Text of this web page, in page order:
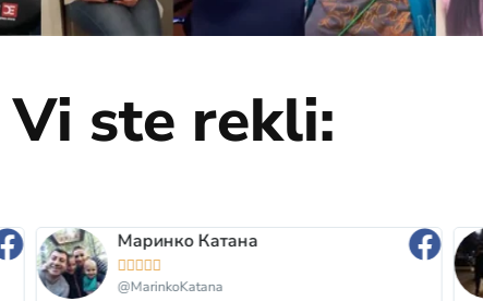
Vi ste rekli:
Маринко Катана

@MarinkoKatana